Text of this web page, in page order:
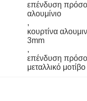
επένδυση
αλουμίνιο
,
κουρτίνα
3mm
,
επένδυση
μεταλλικό μοτίβο